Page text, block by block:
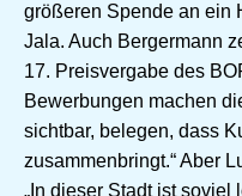
größeren Spende an ein
Jala. Auch Bergermann
17. Preisvergabe des
Bewerbungen machen
sichtbar, belegen, dass
zusammenbringt.“ Aber
„In dieser Stadt ist soviel